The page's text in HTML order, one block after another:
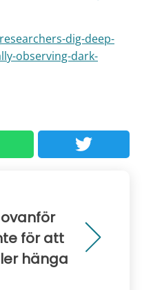
dig-deep-
observing-dark-
för att
hänga